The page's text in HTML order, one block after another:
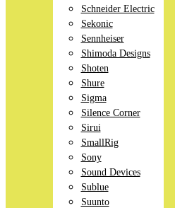
Schneider Electric
Sekonic
Sennheiser
Shimoda Designs
Shoten
Shure
Sigma
Silence Corner
Sirui
SmallRig
Sony
Sound Devices
Sublue
Suunto